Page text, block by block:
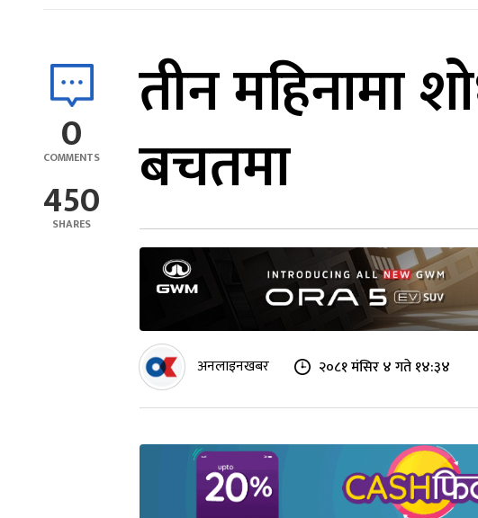
0
COMMENTS
450
SHARES
तीन महिनामा
बचतमा
अनलाइनखबर २०८१ मंसिर ४ गते १४:३४